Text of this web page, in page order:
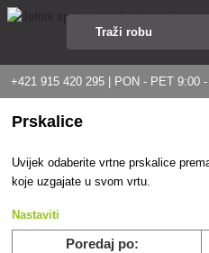
+421 915 420 295 | PON - PET 9:00
Prskalice
Uvijek odaberite vrtne prskalice
koje uzgajate u svom vrtu.
Nastaviti
Poredaj po: